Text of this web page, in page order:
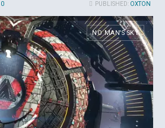
PUBLISHED: OXTON
0
NO MAN'S SKY